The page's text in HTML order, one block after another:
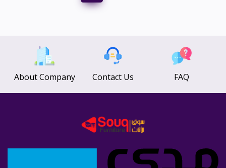
About Company Contact Us FAQ